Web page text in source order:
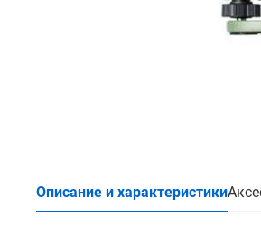
Описание и характеристики